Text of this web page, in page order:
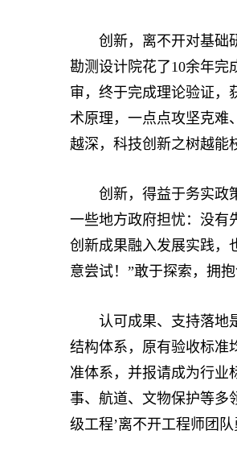
创新，离不开对基础研
勘测设计院花了10余年完
审，终于完成理论验证，
术原理，一点点攻坚克难
越深，科技创新之树越能
创新，得益于务实政策
一些地方政府担忧：没有
创新成果融入发展实践，
意尝试！”敢于探索，拥
认可成果、支持落地是
结构体系，原有验收标准
准体系，并报请成为行业
事、航道、文物保护等多
级工程’离不开工程师团